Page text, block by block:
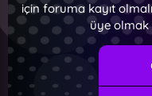
için foruma kayıt
üye olmak